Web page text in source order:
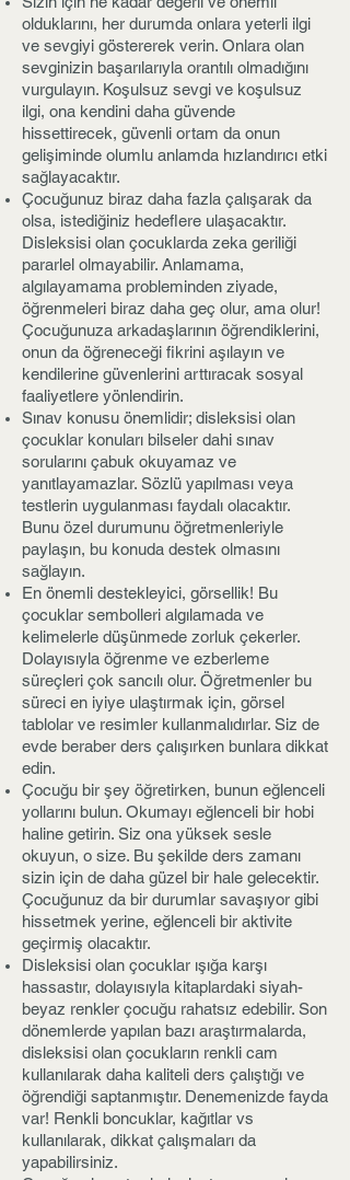
olduklarını, her durumda onlara yeterli ilgi
ve sevgiyi göstererek verin. Onlara olan
sevginizin başarılarıyla orantılı olmadığını
vurgulayın. Koşulsuz sevgi ve koşulsuz
ilgi, ona kendini daha güvende
hissettirecek, güvenli ortam da onun
gelişiminde olumlu anlamda hızlandırıcı etki
sağlayacaktır.
Çocuğunuz biraz daha fazla çalışarak da
olsa, istediğiniz hedeflere ulaşacaktır.
Disleksisi olan çocuklarda zeka geriliği
pararlel olmayabilir. Anlamama,
algılayamama probleminden ziyade,
öğrenmeleri biraz daha geç olur, ama olur!
Çocuğunuza arkadaşlarının öğrendiklerini,
onun da öğreneceği fikrini aşılayın ve
kendilerine güvenlerini arttıracak sosyal
faaliyetlere yönlendirin.
Sınav konusu önemlidir; disleksisi olan
çocuklar konuları bilseler dahi sınav
sorularını çabuk okuyamaz ve
yanıtlayamazlar. Sözlü yapılması veya
testlerin uygulanması faydalı olacaktır.
Bunu özel durumunu öğretmenleriyle
paylaşın, bu konuda destek olmasını
sağlayın.
En önemli destekleyici, görsellik! Bu
çocuklar sembolleri algılamada ve
kelimelerle düşünmede zorluk çekerler.
Dolayısıyla öğrenme ve ezberleme
süreçleri çok sancılı olur. Öğretmenler bu
süreci en iyiye ulaştırmak için, görsel
tablolar ve resimler kullanmalıdırlar. Siz de
evde beraber ders çalışırken bunlara dikkat
edin.
Çocuğu bir şey öğretirken, bunun eğlenceli
yollarını bulun. Okumayı eğlenceli bir hobi
haline getirin. Siz ona yüksek sesle
okuyun, o size. Bu şekilde ders zamanı
sizin için de daha güzel bir hale gelecektir.
Çocuğunuz da bir durumlar savaşıyor gibi
hissetmek yerine, eğlenceli bir aktivite
geçirmiş olacaktır.
Disleksisi olan çocuklar ışığa karşı
hassastır, dolayısıyla kitaplardaki siyah-
beyaz renkler çocuğu rahatsız edebilir. Son
dönemlerde yapılan bazı araştırmalarda,
disleksisi olan çocukların renkli cam
kullanılarak daha kaliteli ders çalıştığı ve
öğrendiği saptanmıştır. Denemenizde fayda
var! Renkli boncuklar, kağıtlar vs
kullanılarak, dikkat çalışmaları da
yapabilirsiniz.